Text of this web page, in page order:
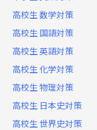
高校生 数学対策
高校生 国語対策
高校生 英語対策
高校生 化学対策
高校生 物理対策
高校生 日本史対策
高校生 世界史対策